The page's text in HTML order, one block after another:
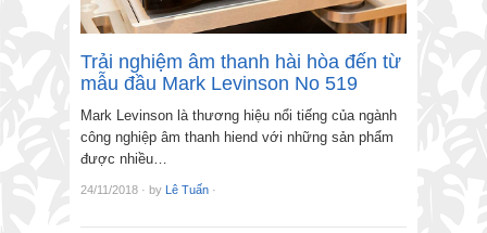
Trải nghiệm âm thanh hài hòa đến từ
mẫu đầu Mark Levinson No 519
Mark Levinson là thương hiệu nổi tiếng của ngành
công nghiệp âm thanh hiend với những sản phẩm
được nhiều…
24/11/2018 · by Lê Tuấn ·